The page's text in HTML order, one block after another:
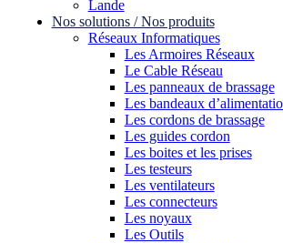
Lande
Nos solutions / Nos produits
Réseaux Informatiques
Les Armoires Réseaux
Le Cable Réseau
Les panneaux de brassage
Les bandeaux
Les cordons de brassage
Les guides cordon
Les boites et les prises
Les testeurs
Les ventilateurs
Les connecteurs
Les noyaux
Les Outils